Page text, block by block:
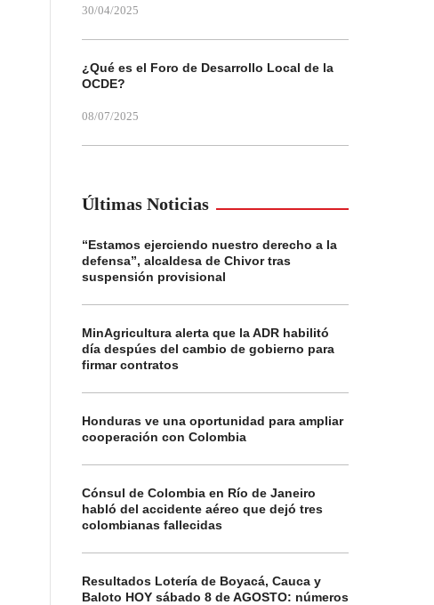
30/04/2025
¿Qué es el Foro de Desarrollo Local de la
OCDE?
08/07/2025
Últimas Noticias
“Estamos ejerciendo nuestro derecho a la
defensa”, alcaldesa de Chivor tras
suspensión provisional
MinAgricultura alerta que la ADR habilitó
día despúes del cambio de gobierno para
firmar contratos
Honduras ve una oportunidad para ampliar
cooperación con Colombia
Cónsul de Colombia en Río de Janeiro
habló del accidente aéreo que dejó tres
colombianas fallecidas
Resultados Lotería de Boyacá, Cauca y
Baloto HOY sábado 8 de AGOSTO: números